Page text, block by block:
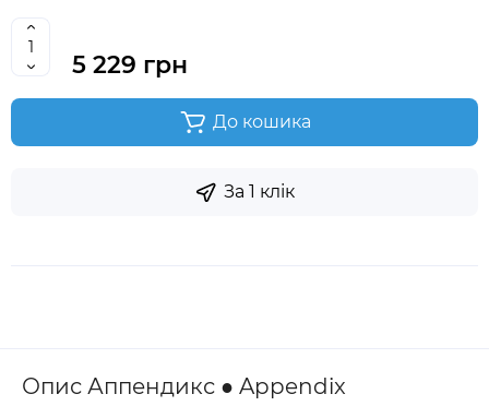
5 229 грн
До кошика
За 1 клік
Опис Аппендикс ● Appendix